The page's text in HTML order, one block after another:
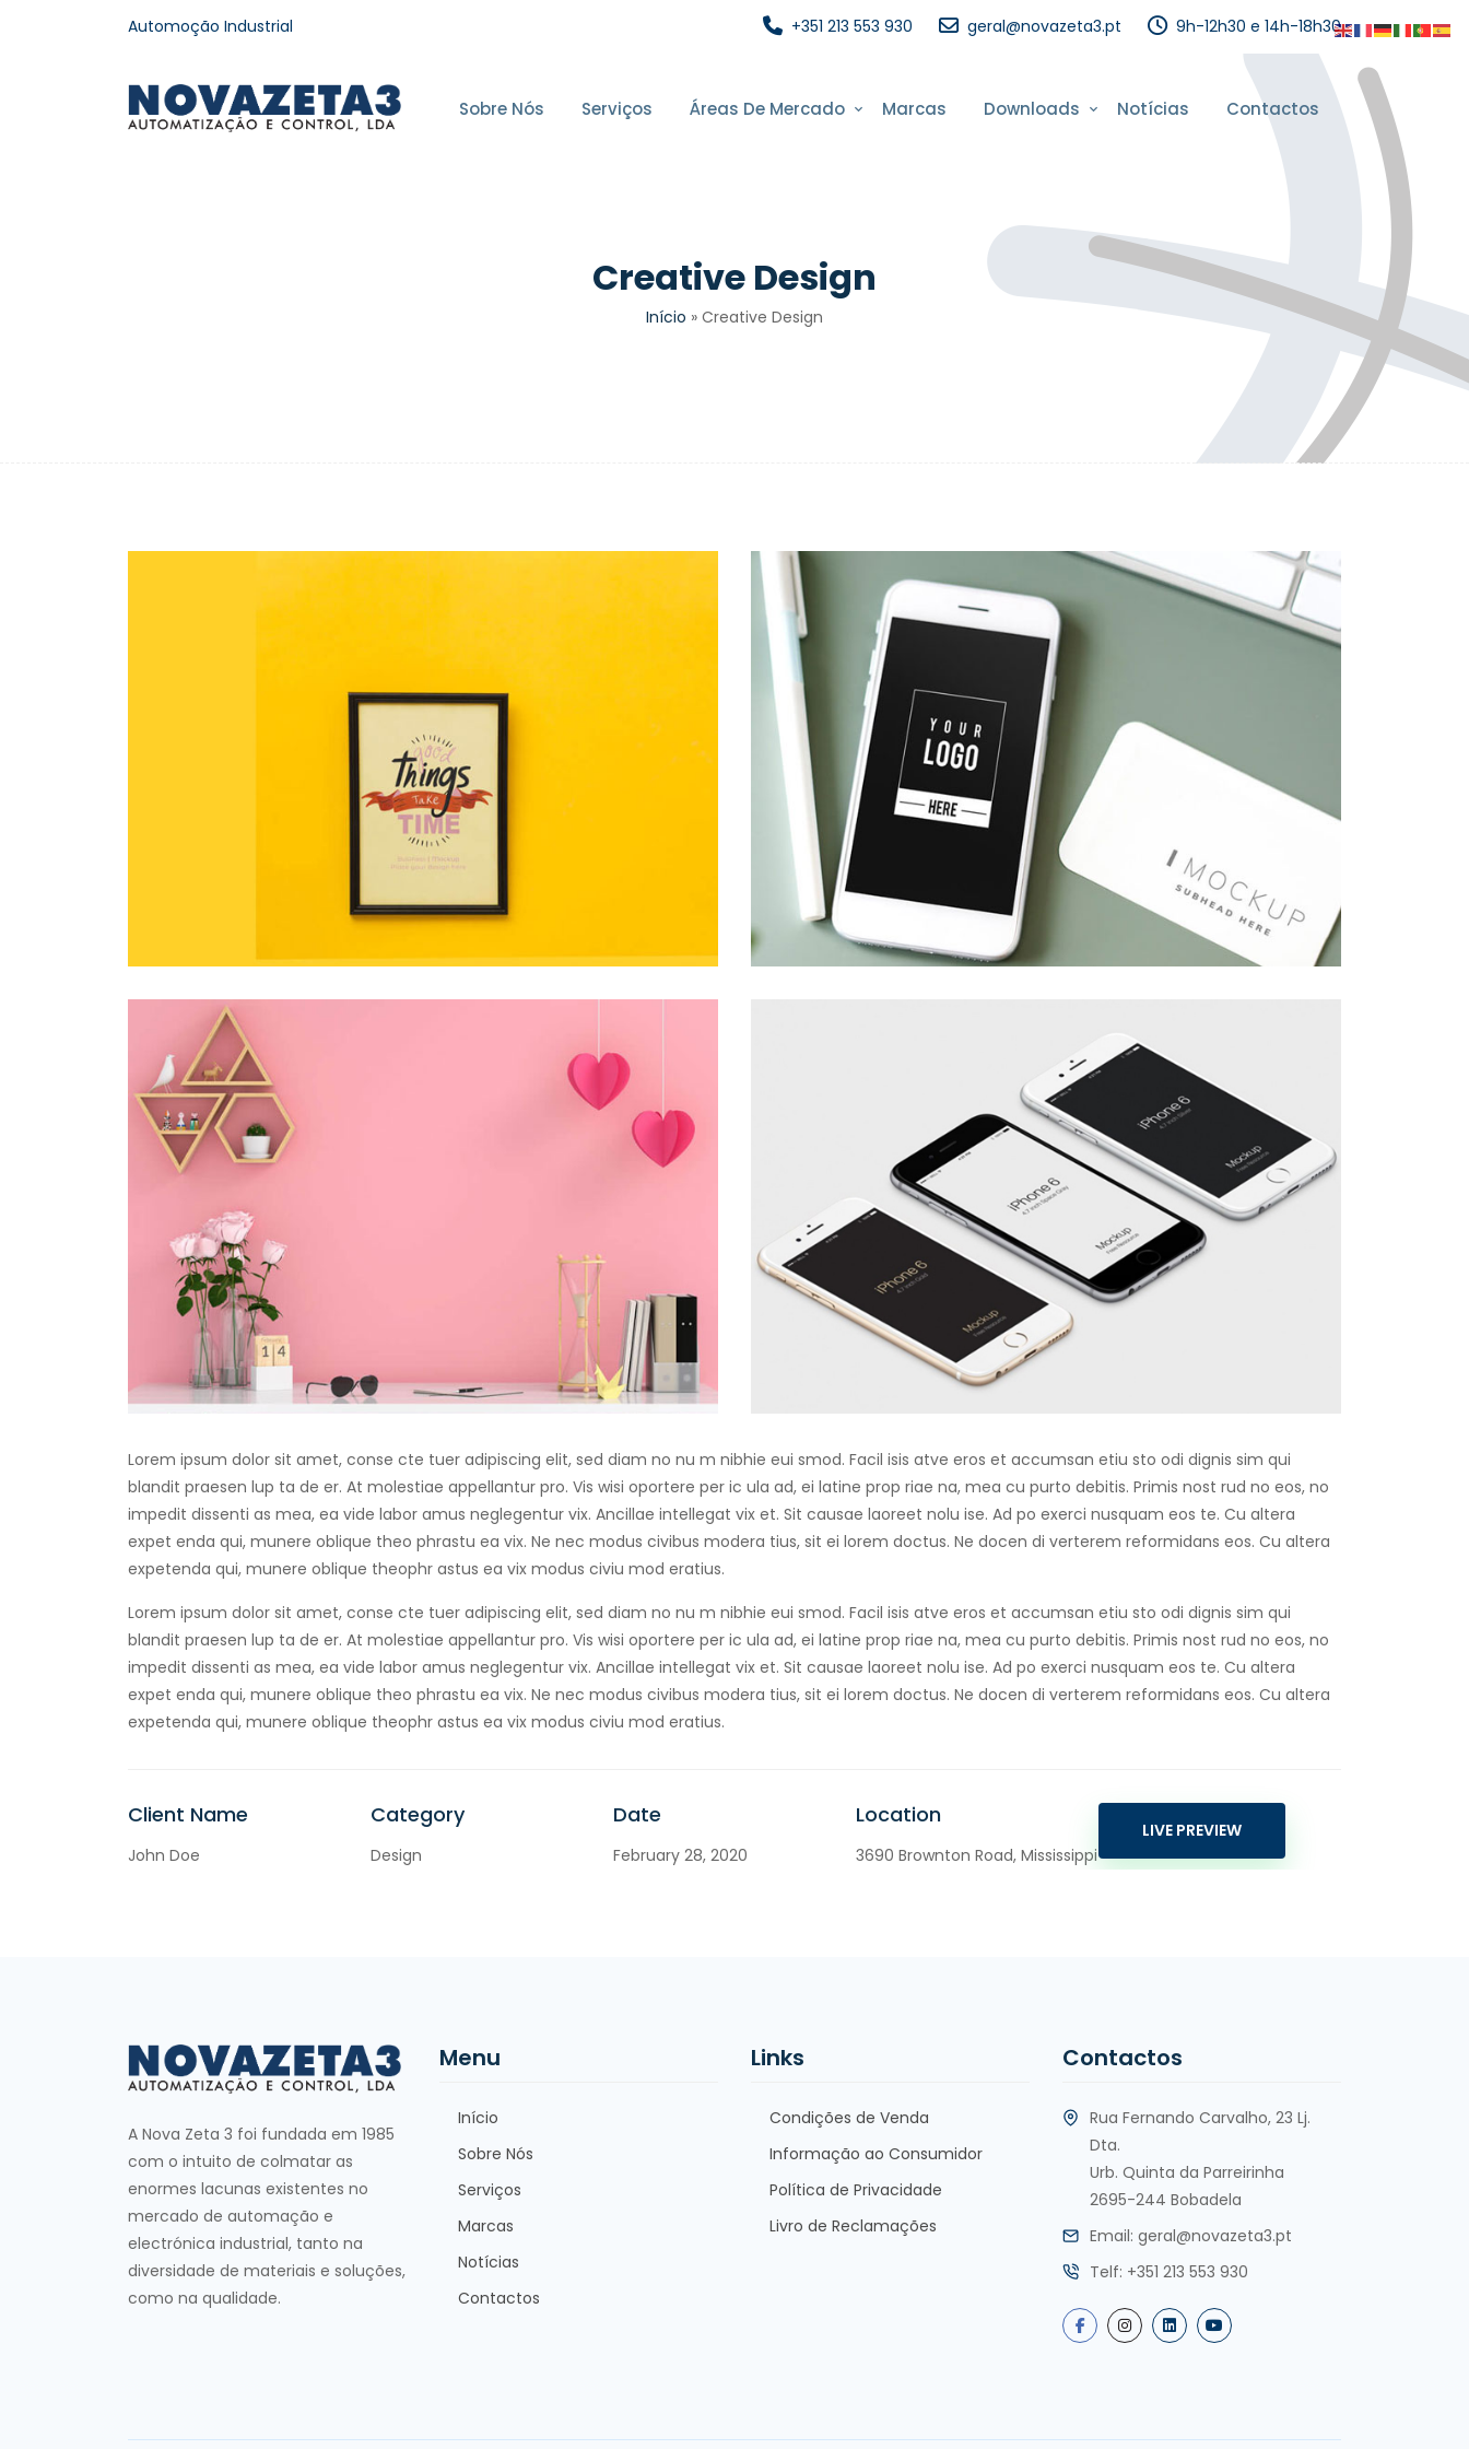
Automoção Industrial +351 213 553 930 geral@novazeta3.pt 9h-12h30 e 14h-18h30
Sobre Nós Serviços Áreas De Mercado Marcas Downloads Notícias Contactos
Creative Design
Início » Creative Design
Lorem ipsum dolor sit amet, conse cte tuer adipiscing elit, sed diam no nu m nibhie eui smod. Facil isis atve eros et accumsan etiu sto odi dignis sim qui
blandit praesen lup ta de er. At molestiae appellantur pro. Vis wisi oportere per ic ula ad, ei latine prop riae na, mea cu purto debitis. Primis nost rud no eos, no
impedit dissenti as mea, ea vide labor amus neglegentur vix. Ancillae intellegat vix et. Sit causae laoreet nolu ise. Ad po exerci nusquam eos te. Cu altera
expet enda qui, munere oblique theo phrastu ea vix. Ne nec modus civibus modera tius, sit ei lorem doctus. Ne docen di verterem reformidans eos. Cu altera
expetenda qui, munere oblique theophr astus ea vix modus civiu mod eratius.
Lorem ipsum dolor sit amet, conse cte tuer adipiscing elit, sed diam no nu m nibhie eui smod. Facil isis atve eros et accumsan etiu sto odi dignis sim qui
blandit praesen lup ta de er. At molestiae appellantur pro. Vis wisi oportere per ic ula ad, ei latine prop riae na, mea cu purto debitis. Primis nost rud no eos, no
impedit dissenti as mea, ea vide labor amus neglegentur vix. Ancillae intellegat vix et. Sit causae laoreet nolu ise. Ad po exerci nusquam eos te. Cu altera
expet enda qui, munere oblique theo phrastu ea vix. Ne nec modus civibus modera tius, sit ei lorem doctus. Ne docen di verterem reformidans eos. Cu altera
expetenda qui, munere oblique theophr astus ea vix modus civiu mod eratius.
Client Name
John Doe
Category
Design
Date
February 28, 2020
Location
3690 Brownton Road, Mississippi
LIVE PREVIEW
A Nova Zeta 3 foi fundada em 1985
com o intuito de colmatar as
enormes lacunas existentes no
mercado de automação e
electrónica industrial, tanto na
diversidade de materiais e soluções,
como na qualidade.
Menu
Início
Sobre Nós
Serviços
Marcas
Notícias
Contactos
Links
Condições de Venda
Informação ao Consumidor
Política de Privacidade
Livro de Reclamações
Contactos
Rua Fernando Carvalho, 23 Lj.
Dta.
Urb. Quinta da Parreirinha
2695-244 Bobadela
Email: geral@novazeta3.pt
Telf: +351 213 553 930